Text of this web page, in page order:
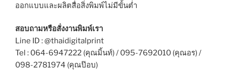
ออกแบบและผลิตสื่อสิ่งพิมพ์ไม่มีขั้นต่ำ
สอบถามหรือสั่งงานพิมพ์เรา
Line ID : @thaidigitalprint
Tel : 064-6947222 (คุณมิ้นท์) / 095-7692010 (คุณอร) /
098-2781974 (คุณป๊อบ)